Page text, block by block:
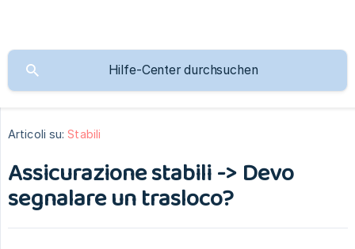
Articoli su: Stabili
Assicurazione stabili -> Devo
segnalare un trasloco?